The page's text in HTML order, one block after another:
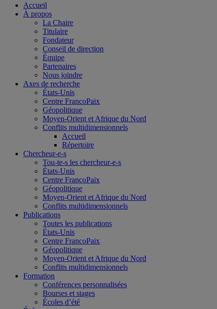
Accueil
À propos
La Chaire
Titulaire
Fondateur
Conseil de direction
Équipe
Partenaires
Nous joindre
Axes de recherche
États-Unis
Centre FrancoPaix
Géopolitique
Moyen-Orient et Afrique du Nord
Conflits multidimensionnels
Accueil
Répertoire
Chercheur-e-s
Tou-te-s les chercheur-e-s
États-Unis
Centre FrancoPaix
Géopolitique
Moyen-Orient et Afrique du Nord
Conflits multidimensionnels
Publications
Toutes les publications
États-Unis
Centre FrancoPaix
Géopolitique
Moyen-Orient et Afrique du Nord
Conflits multidimensionnels
Formation
Conférences personnalisées
Bourses et stages
Écoles d’été